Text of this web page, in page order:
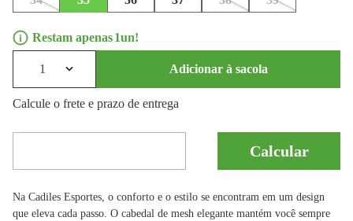
1
1 Adicionar à sacola
Calcule o frete e prazo de entrega
Na Cadiles Esportes, o conforto e o estilo se encontram em um design
que eleva cada passo. O cabedal de mesh elegante mantém você sempre